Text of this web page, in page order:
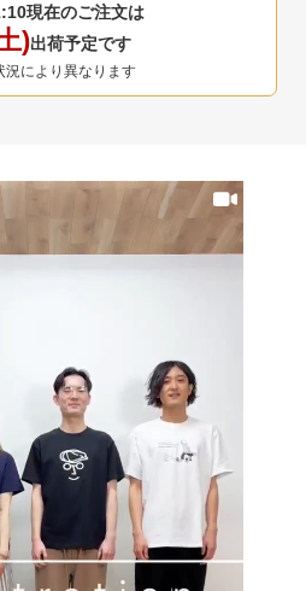
現在のご注文は
)出荷予定です
により異なります